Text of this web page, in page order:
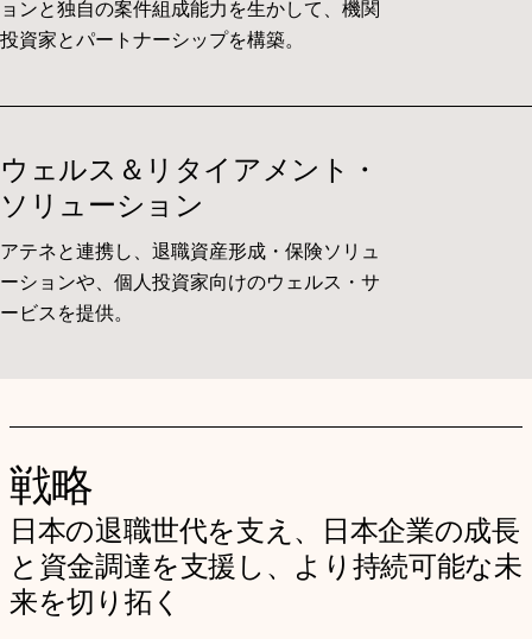
ョンと独自の案件組成能力を生かして、機関
投資家とパートナーシップを構築。
ウェルス＆リタイアメント・
ソリューション
アテネと連携し、退職資産形成・保険ソリュ
ーションや、個人投資家向けのウェルス・サ
ービスを提供。
戦略
日本の退職世代を支え、日本企業の成長
と資金調達を支援し、より持続可能な未
来を切り拓く